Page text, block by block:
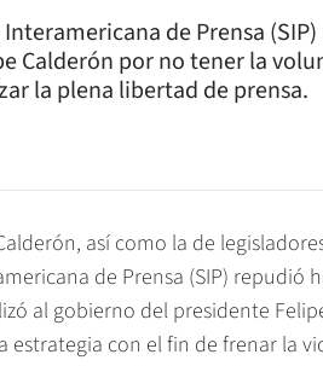
de Prensa
por no tener la
la plena libertad de prensa.
así como la de
de Prensa (SIP) repudió
al gobierno del presidente
estrategia con el fin de frenar la